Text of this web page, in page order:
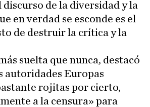
discurso de la diversidad y la
en verdad se esconde es el
de destruir la crítica y la
suelta que nunca, destacó
autoridades Europas
rojitas por cierto,
a la censura» para